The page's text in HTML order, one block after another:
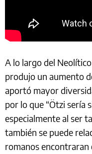
A lo largo del
produjo un aumento
aportó mayor
por lo que “Ötzi sería
especialmente al ser
también se puede
romanos encontraran